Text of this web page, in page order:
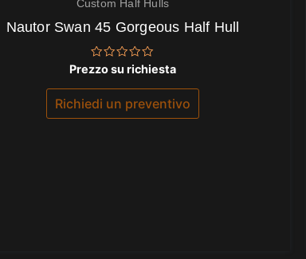
Custom Half Hulls
Nautor Swan 45 Gorgeous Half Hull
Valutato
su
5
Prezzo su richiesta
Richiedi un preventivo